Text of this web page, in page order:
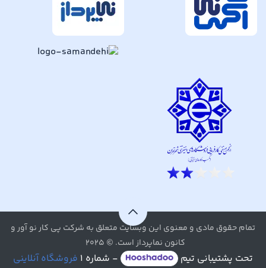
تمام حقوق مادی و معنوی این وبسایت متعلق به شرکت پی کار نو آور و
کانون نماپرداز است. © ۲۰۲۵
تحت پشتیبانی تیم - شماره ۱ فروشگاه آنلاینی